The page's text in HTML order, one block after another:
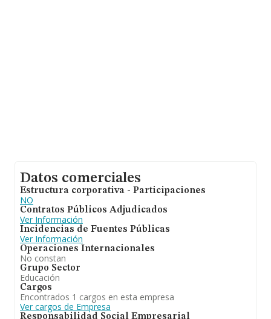
Datos comerciales
Estructura corporativa - Participaciones
NO
Contratos Públicos Adjudicados
Ver Información
Incidencias de Fuentes Públicas
Ver Información
Operaciones Internacionales
No constan
Grupo Sector
Educación
Cargos
Encontrados 1 cargos en esta empresa
Ver cargos de Empresa
Responsabilidad Social Empresarial